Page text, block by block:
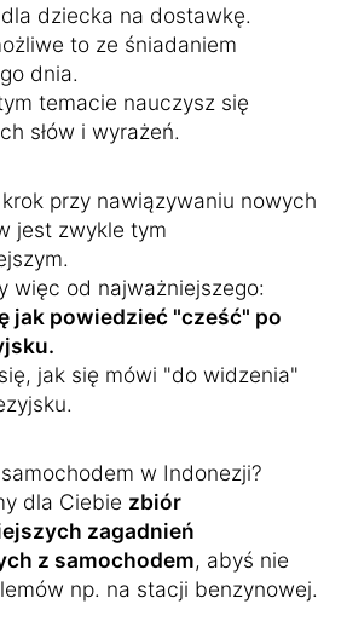
dla dziecka na dostawkę.
to ze śniadaniem
dnia.
temacie nauczysz się
słów i wyrażeń.
przy nawiązywaniu nowych
jest zwykle tym
więc od najważniejszego:
jak powiedzieć "cześć" po
jak się mówi "do widzenia"
w Indonezji?
dla Ciebie zbiór
zagadnień
z samochodem, abyś nie
np. na stacji benzynowej.